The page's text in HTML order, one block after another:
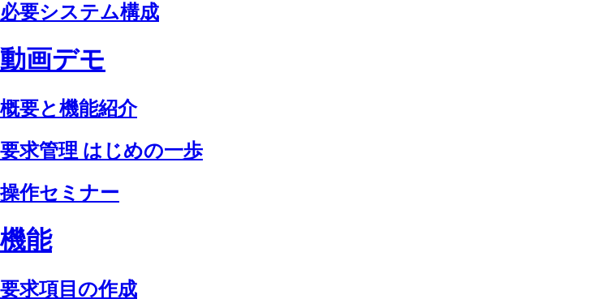
必要システム構成
動画デモ
概要と機能紹介
要求管理 はじめの一歩
操作セミナー
機能
要求項目の作成